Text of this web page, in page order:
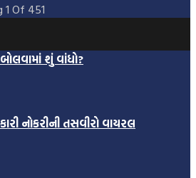
1 Of 451
શું વાંધો?
નોકરીની તસવીરો વાયરલ